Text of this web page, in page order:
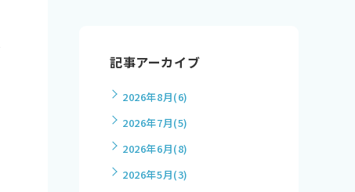
記事アーカイブ
2026年8月(6)
2026年7月(5)
2026年6月(8)
2026年5月(3)